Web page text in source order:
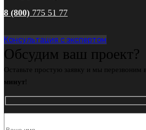
8 (800) 775 51 77
Консультация с экспертом
Обсудим ваш проект?
Оставьте простую заявку и мы перезвоним
минут!